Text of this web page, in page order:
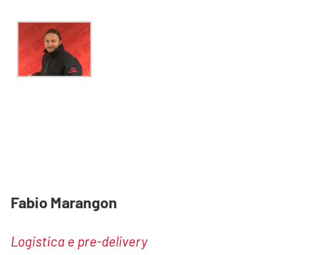
Fabio Marangon
Logistica e pre-delivery